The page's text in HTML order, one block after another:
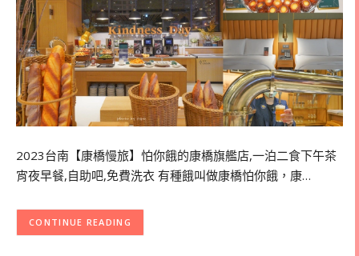
2023台南【康橋慢旅】怕你餓的康橋旗艦店,一泊二食下午茶
宵夜早餐,自助吧,免費洗衣 有種餓叫做康橋怕你餓，康…
CONTINUE READING